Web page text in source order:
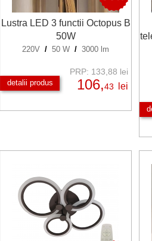
Lustra LED 3 functii Octopus B
50W
220V / 50 W / 3000 lm
detalii produs
PRP: 133,88 lei
106,43 lei